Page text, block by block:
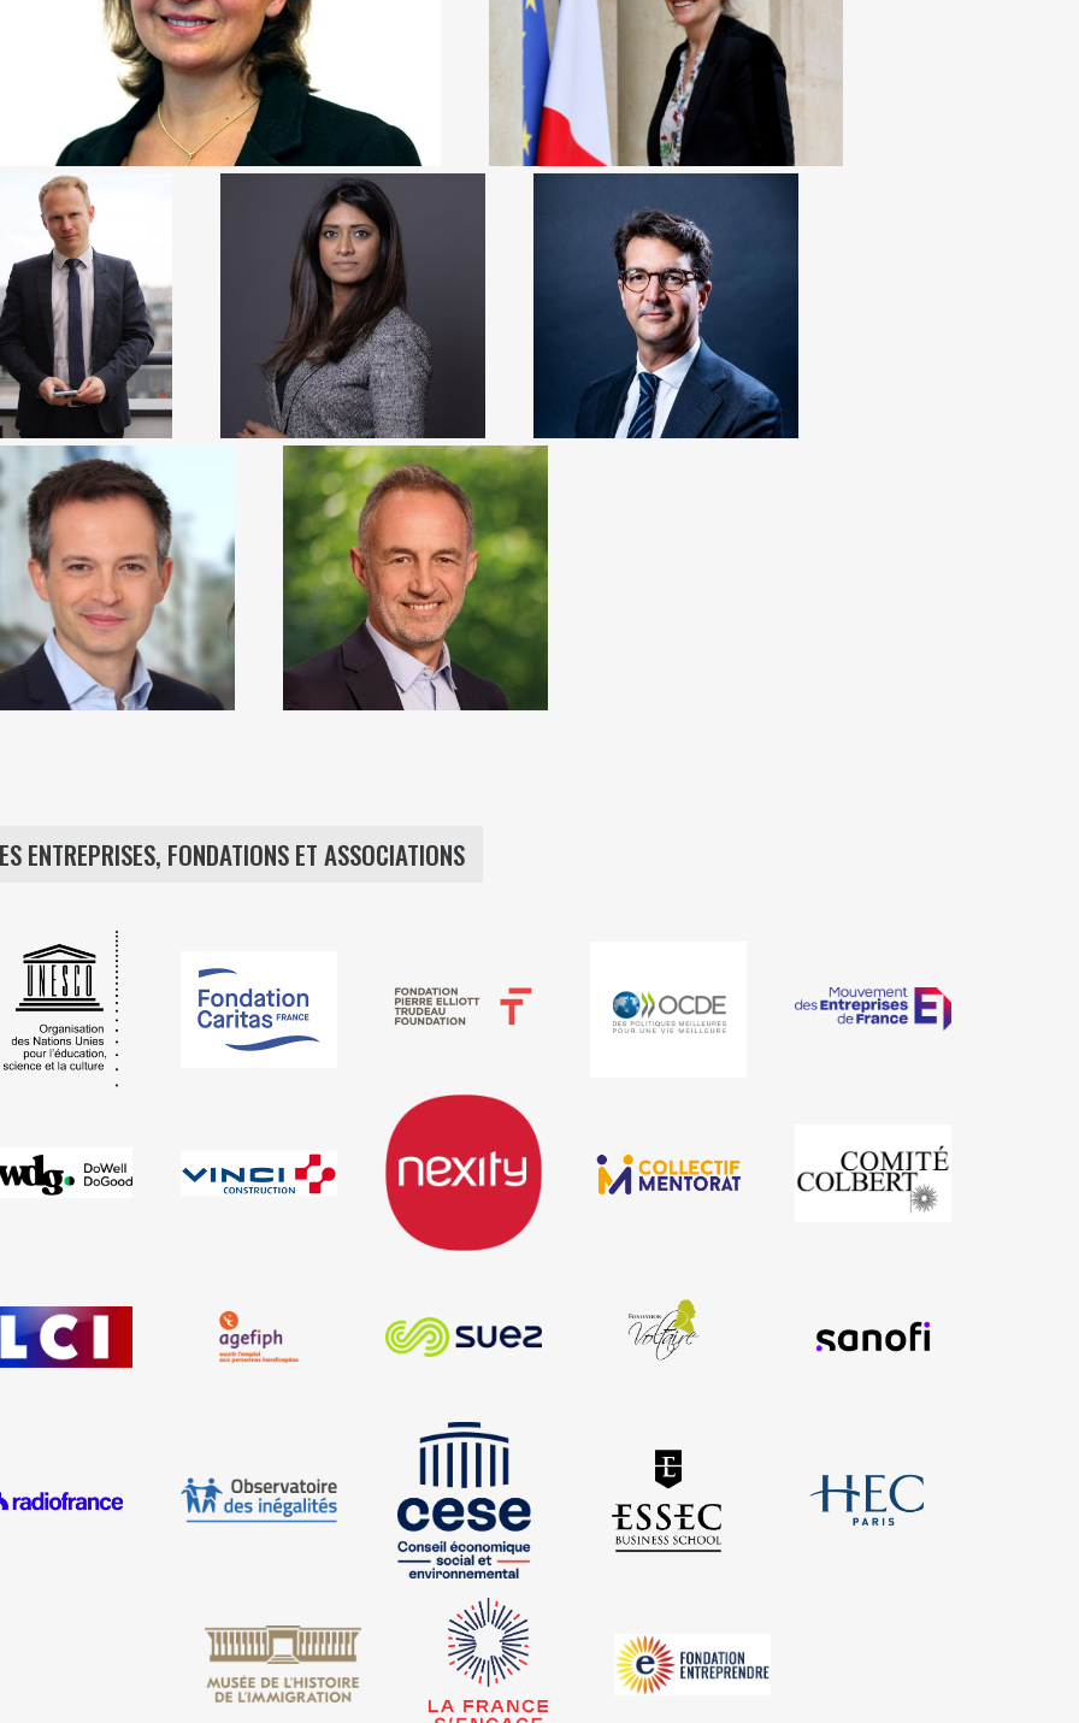
DE SAINT
POL
de la jeunesse,
populaire
la vie associative
PRISCA THEVENOT
Secrétaire d'Etat chargée de la
jeunesse et du service national
universel de France
MATHIAS OTT
Délégué interministériel à la lutte
l’antisémitisme et la haine anti-
LGBT+
YVES BOURNAZEL
Conseiller de Paris - Co-
du Groupe Union
Capitale
EMMANUEL GRÉGOIRE
Député et conseiller de Paris
ENTREPRISES, FONDATIONS ET ASSOCIATIONS